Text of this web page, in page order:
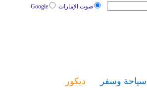
صوت الإمارات Google
سياحة وسفر
ديكور